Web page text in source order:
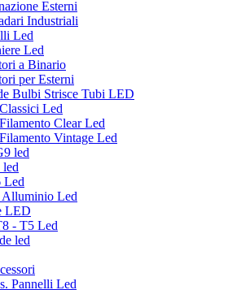
Esterni
Industriali
Led
Led
a Binario
per Esterni
Bulbi Strisce Tubi LED
Led
Clear Led
Vintage Led
led
Led
Led
LED
- T5 Led
led
Pannelli Led